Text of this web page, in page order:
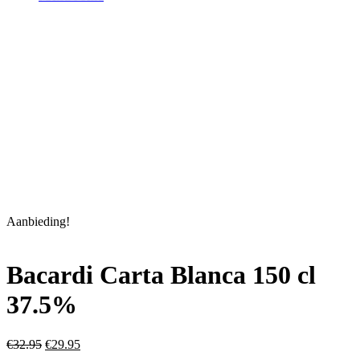
Aanbieding!
Bacardi Carta Blanca 150 cl
37.5%
€32.95 Oorspronkelijke
€29.95Huidige